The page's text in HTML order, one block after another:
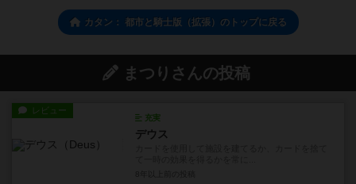
カタン： 都市と騎士版（拡張）のトップに戻る
まつりさんの投稿
レビュー
充実
デウス